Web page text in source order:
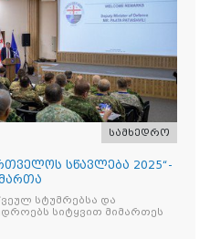
სამხედრო
სწავლება 2025“-
სტუმრებსა და
სიტყვით მიმართეს